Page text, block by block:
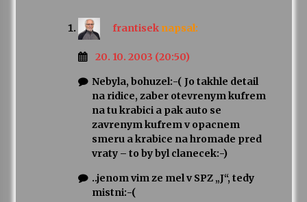
frantisek napsal:
20. 10. 2003 (20:50)
Nebyla, bohuzel:-( Jo takhle detail
na ridice, zaber otevrenym kufrem
na tu krabici a pak auto se
zavrenym kufrem v opacnem
smeru a krabice na hromade pred
vraty – to by byl clanecek:-)
..jenom vim ze mel v SPZ „J“, tedy
mistni:-(